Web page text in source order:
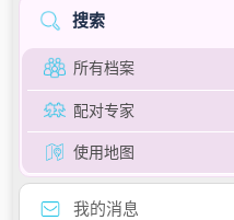
搜索
所有档案
配对专家
使用地图
我的消息